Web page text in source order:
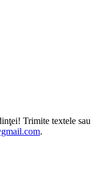
Trimite textele sau
.